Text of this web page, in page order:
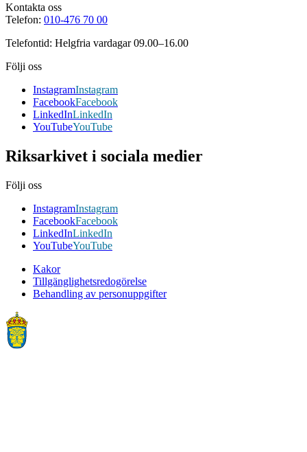
Kontakta oss
Telefon: 010-476 70 00
Telefontid: Helgfria vardagar 09.00–16.00
Följi oss
InstagramInstagram
FacebookFacebook
LinkedInLinkedIn
YouTubeYouTube
Riksarkivet i sociala medier
Följi oss
InstagramInstagram
FacebookFacebook
LinkedInLinkedIn
YouTubeYouTube
Kakor
Tillgänglighetsredogörelse
Behandling av personuppgifter